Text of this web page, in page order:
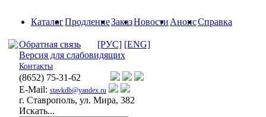
КаталогПродлениеЗаказНовости АнонсСправка
Обратная связь [РУС] [ENG]
Версия для слабовидящих
Контакты
(8652) 75-31-62
E-Mail: stavkdb@yandex.ru
г. Ставрополь, ул. Мира, 382
Искать...